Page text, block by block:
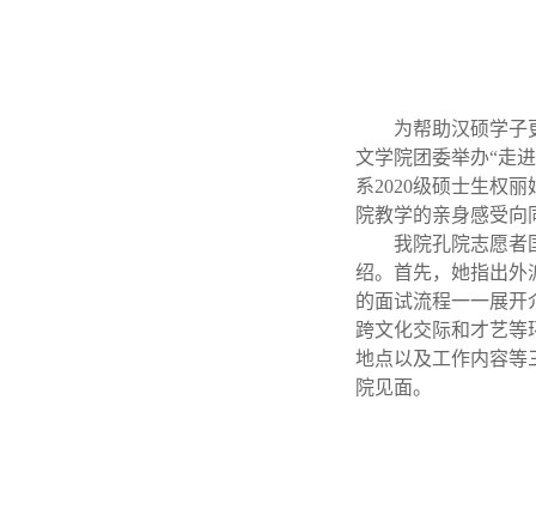
为帮助汉硕学子
文学院团委举办“走
系2020级硕士生权
院教学的亲身感受
我院孔院志愿者
绍。首先，她指出
的面试流程一一展开
跨文化交际和才艺等
地点以及工作内容等
院见面。